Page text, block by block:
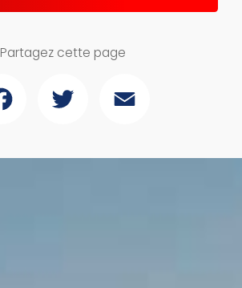
Partagez cette page